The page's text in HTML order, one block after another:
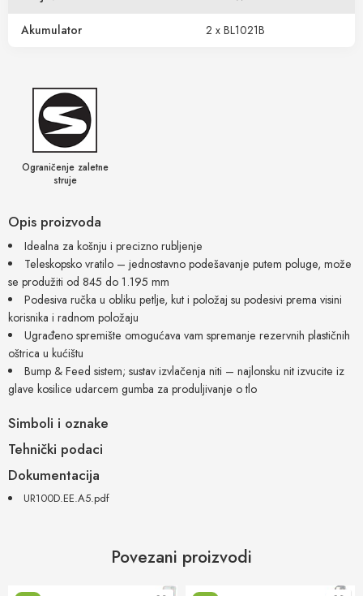
Opis proizvoda
Idealna za košnju i precizno rubljenje
Teleskopsko vratilo – jednostavno podešavanje putem poluge, može
se produžiti od 845 do 1.195 mm
Podesiva ručka u obliku petlje, kut i položaj su podesivi prema visini
korisnika i radnom položaju
Ugrađeno spremište omogućava vam spremanje rezervnih plastičnih
oštrica u kućištu
Bump & Feed sistem; sustav izvlačenja niti – najlonsku nit izvucite iz
glave kosilice udarcem gumba za produljivanje o tlo
Simboli i oznake
Ograničenje zaletne
struje
Tehnički podaci
Akumulator 2 x BL1021B
Dokumentacija
UR100D.EE.A5.pdf
Povezani proizvodi